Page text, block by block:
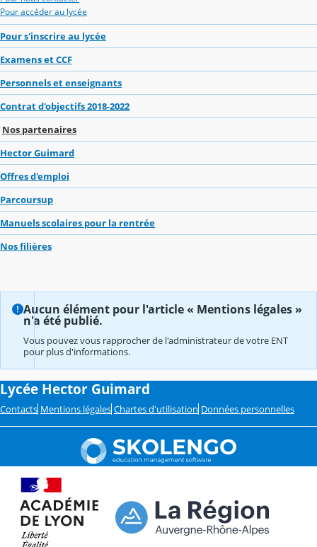
Pour accéder au lycée
Pour s'inscrire au lycée
Examens et CCF
Personnels et enseignants
Contrat d'objectifs 2018-2022
Nos partenaires
Hector Guimard
Offres d'emploi
Parcoursup
Manuels scolaires pour la rentrée
Nos filières
Aucun élément pour l'article « Mentions légales »
n'a été publié.
Vous pouvez vous rapprocher de l'administrateur de votre ENT
pour plus d'informations.
Lycée Hector Guimard
Contacts Mentions légales Chartes d'utilisation Données personnelles